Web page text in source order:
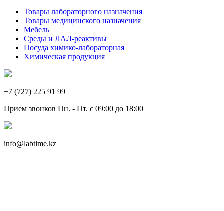
Товары лабораторного назначения
Товары медицинского назначения
Мебель
Среды и ЛАЛ-реактивы
Посуда химико-лабораторная
Химическая продукция
+7 (727) 225 91 99
Прием звонков Пн. - Пт. с 09:00 до 18:00
info@labtime.kz